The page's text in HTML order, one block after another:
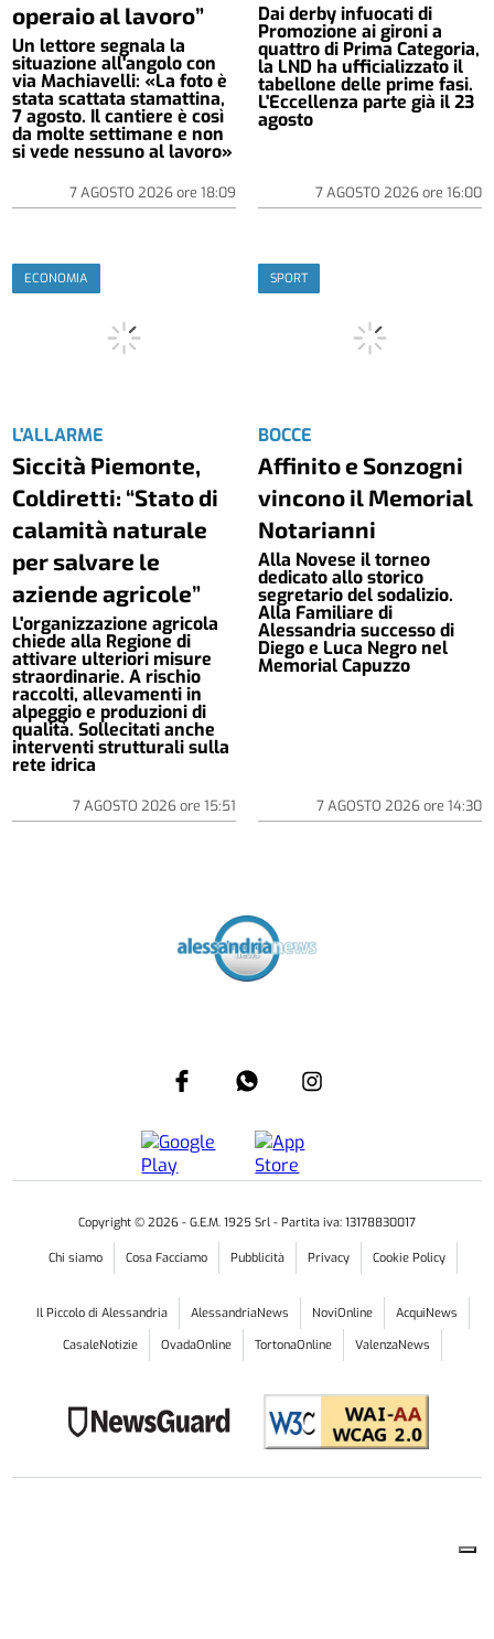
operaio al lavoro”
Un lettore segnala la
situazione all'angolo con
via Machiavelli: «La foto è
stata scattata stamattina,
7 agosto. Il cantiere è così
da molte settimane e non
si vede nessuno al lavoro»
7 AGOSTO 2026ore 18:09
Dai derby infuocati di
Promozione ai gironi a
quattro di Prima Categoria,
la LND ha ufficializzato il
tabellone delle prime fasi.
L'Eccellenza parte già il 23
agosto
7 AGOSTO 2026ore 16:00
ECONOMIA
L'ALLARME
Siccità Piemonte,
Coldiretti: “Stato di
calamità naturale
per salvare le
aziende agricole”
L'organizzazione agricola
chiede alla Regione di
attivare ulteriori misure
straordinarie. A rischio
raccolti, allevamenti in
alpeggio e produzioni di
qualità. Sollecitati anche
interventi strutturali sulla
rete idrica
7 AGOSTO 2026ore 15:51
SPORT
BOCCE
Affinito e Sonzogni
vincono il Memorial
Notarianni
Alla Novese il torneo
dedicato allo storico
segretario del sodalizio.
Alla Familiare di
Alessandria successo di
Diego e Luca Negro nel
Memorial Capuzzo
7 AGOSTO 2026ore 14:30
Copyright © 2026 - G.E.M. 1925 Srl - Partita iva: 13178830017
Chi siamo Cosa Facciamo Pubblicità Privacy Cookie Policy
Il Piccolo di Alessandria AlessandriaNews NoviOnline
AcquiNews
CasaleNotizie
OvadaOnline TortonaOnline ValenzaNews